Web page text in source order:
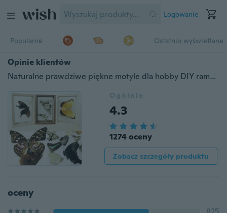
Logowanie
Popularne Ostatnio wyświetlane
Opinie klientów
Naturalne prawdziwe piękne motyle dla hobby DIY ramka na zdjęcia lub domowe DIY ect
Ogólnie
4.3
1274 oceny
Zobacz szczegóły produktu
oceny